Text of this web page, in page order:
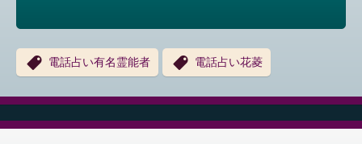
電話占い有名霊能者 電話占い花菱